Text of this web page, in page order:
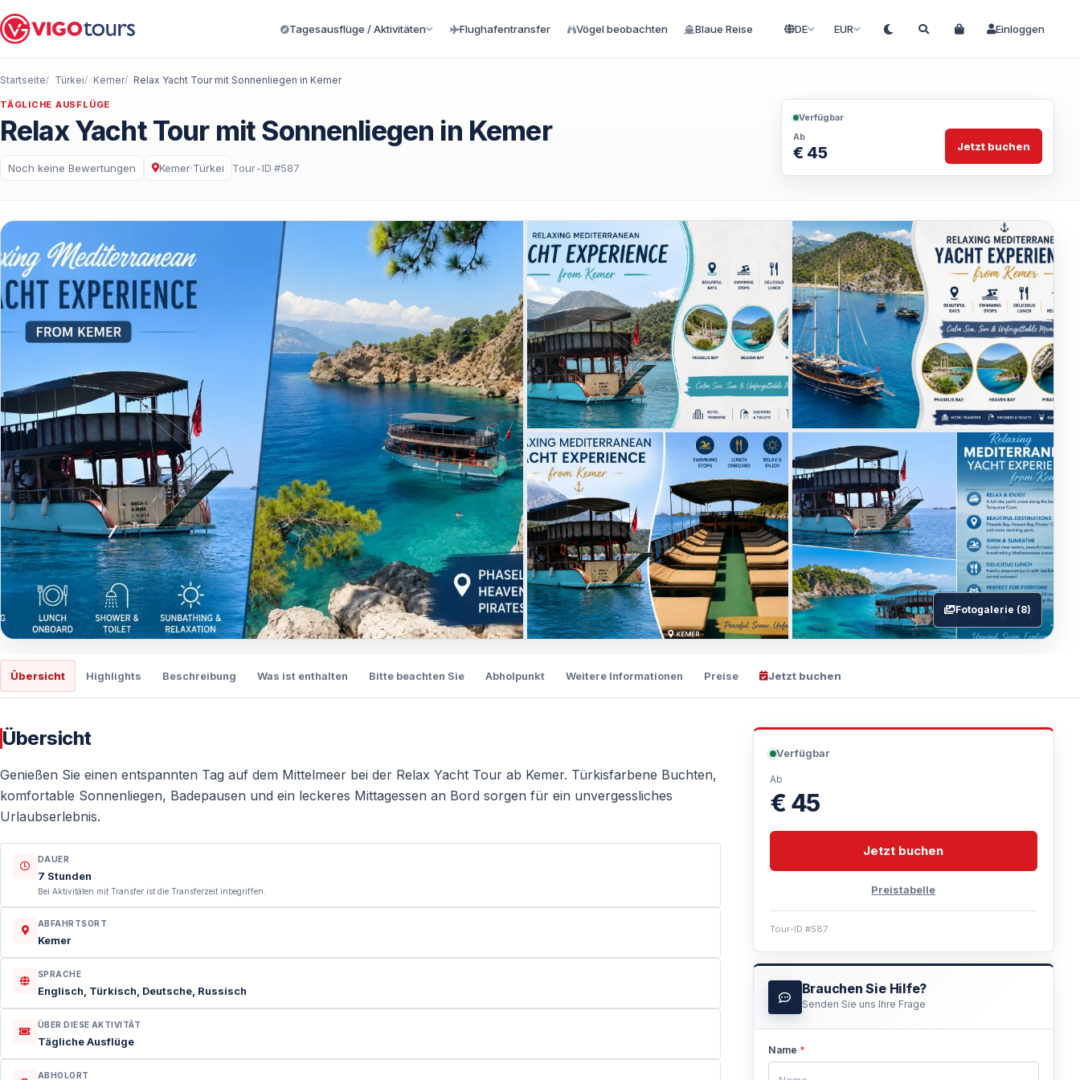
Tagesausflüge / Aktivitäten Flughafentransfer Vögel beobachten Blaue Reise DE EUR Einloggen
Startseite Türkei Kemer Relax Yacht Tour mit Sonnenliegen in Kemer
TÄGLICHE AUSFLÜGE
Relax Yacht Tour mit Sonnenliegen in Kemer
Noch keine Bewertungen Kemer·Türkei Tour-ID #587
Verfügbar
Ab
€ 45 Jetzt buchen
Fotogalerie (8)
Übersicht Highlights Beschreibung Was ist enthalten Bitte beachten Sie Abholpunkt Weitere Informationen Preise Jetzt buchen
Übersicht
Genießen Sie einen entspannten Tag auf dem Mittelmeer bei der Relax Yacht Tour ab Kemer. Türkisfarbene Buchten,
komfortable Sonnenliegen, Badepausen und ein leckeres Mittagessen an Bord sorgen für ein unvergessliches
Urlaubserlebnis.
DAUER
7 Stunden
Bei Aktivitäten mit Transfer ist die Transferzeit inbegriffen.
ABFAHRTSORT
Kemer
SPRACHE
Englisch, Türkisch, Deutsche, Russisch
ÜBER DIESE AKTIVITÄT
Tägliche Ausflüge
ABHOLORT
Verfügbar
Ab
€ 45
Jetzt buchen
Preistabelle
Tour-ID #587
Brauchen Sie Hilfe?
Senden Sie uns Ihre Frage
Name *